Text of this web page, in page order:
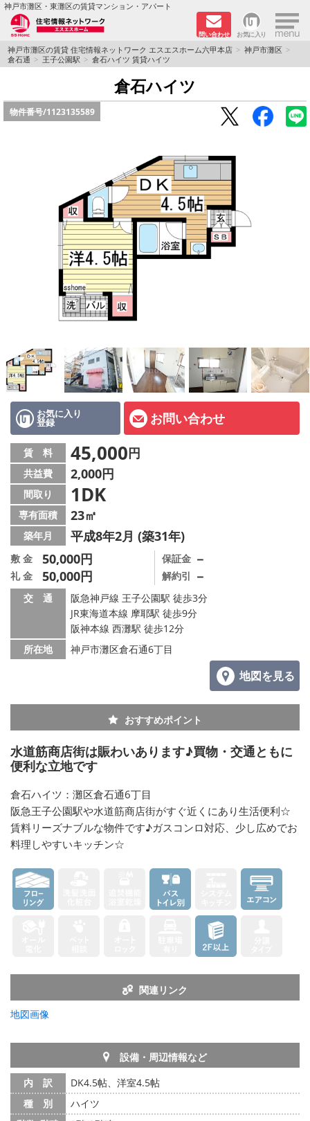
神戸市灘区・東灘区の賃貸マンション・アパート
問い合わせ お気に入り ×
TOPページ
学生さん向け物件
路線·駅から探す
地域から探す
地図から探す
店舗情報·アクセス
会社概要
メールでお問い合わせ
神戸市灘区の賃貸 住宅情報ネットワーク エスエスホーム六甲本店
神戸市灘区
倉石通
王子公園駅 倉石ハイツ 賃貸ハイツ
倉石ハイツ
物件番号/1123135589
お気に入り
登録 お問い合わせ
賃 料 45,000円
共益費 2,000円
間取り 1DK
専有面積 23㎡
築年月 平成8年2月 (築31年)
敷 金 50,000円
礼 金 50,000円
保証金 －
解約引 －
交 通
阪急神戸線 王子公園駅 徒歩3分
JR東海道本線 摩耶駅 徒歩9分
阪神本線 西灘駅 徒歩12分
所在地
神戸市灘区倉石通6丁目
地図を見る
おすすめポイント
水道筋商店街は賑わいあります♪買物・交通ともに
便利な立地です
倉石ハイツ：灘区倉石通6丁目
阪急王子公園駅や水道筋商店街がすぐ近くにあり生活便利☆
賃料リーズナブルな物件です♪ガスコンロ対応、少し広めでお
料理しやすいキッチン☆
関連リンク
地図画像
設備・周辺情報など
内 訳
DK4.5帖、洋室4.5帖
種 別
ハイツ